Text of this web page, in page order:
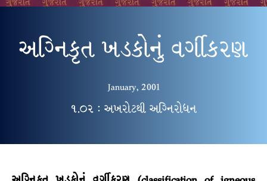
અગ્નિકૃત ખડકોનું વર્ગીકરણ
January, 2001
૧.૦૨ : અખરોટથી અગ્નિરોધન